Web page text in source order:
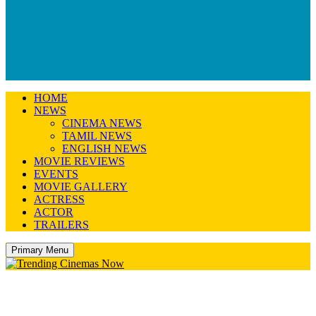
HOME
NEWS
CINEMA NEWS
TAMIL NEWS
ENGLISH NEWS
MOVIE REVIEWS
EVENTS
MOVIE GALLERY
ACTRESS
ACTOR
TRAILERS
Primary Menu